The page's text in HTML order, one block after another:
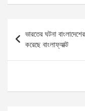
ce
o
o
se
g
er
A
p
navigation
ভারতের ঘটনা
করেছে বাংলাফ্যাক্ট